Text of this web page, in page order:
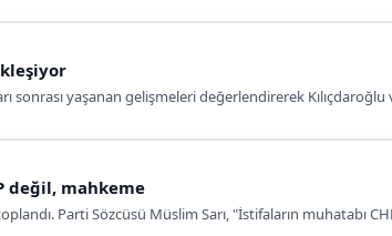
sonrası yaşanan gelişmeleri değerlendirerek
değil, mahkeme
Parti Sözcüsü Müslim Sarı, "İstifaların muhatabı